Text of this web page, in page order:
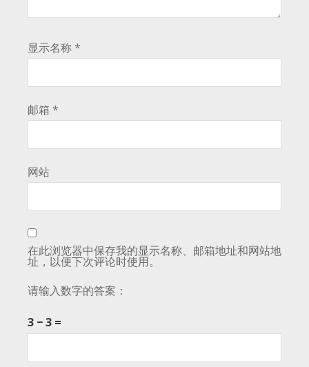
显示名称*
邮箱 *
网站
在此浏览器中保存我的显示名称、邮箱地址和网站地
址，以便下次评论时使用。
请输入数字的答案：
3 − 3 =